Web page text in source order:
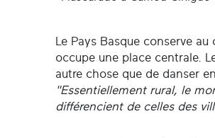
Le Pays Basque conserve
occupe une place centrale.
autre chose que de danser
"Essentiellement rural, le
différencient de celles des